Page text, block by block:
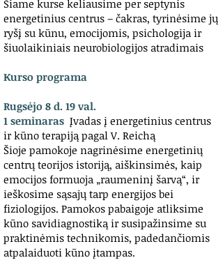
Šiame kurse keliausime per septynis
energetinius centrus – čakras, tyrinėsime jų
ryšį su kūnu, emocijomis, psichologija ir
šiuolaikiniais neurobiologijos atradimais
Kurso programa
Rugsėjo 8 d. 19 val.
1 seminaras Įvadas į energetinius centrus
ir kūno terapiją pagal V. Reichą
Šioje pamokoje nagrinėsime energetinių
centrų teorijos istoriją, aiškinsimės, kaip
emocijos formuoja „raumeninį šarvą“, ir
ieškosime sąsajų tarp energijos bei
fiziologijos. Pamokos pabaigoje atliksime
kūno savidiagnostiką ir susipažinsime su
praktinėmis technikomis, padedančiomis
atpalaiduoti kūno įtampas.